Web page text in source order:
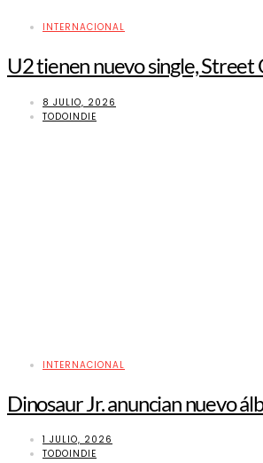
INTERNACIONAL
U2 tienen nuevo single, Street
8 JULIO, 2026
TODOINDIE
INTERNACIONAL
Dinosaur Jr. anuncian nuevo
1 JULIO, 2026
TODOINDIE